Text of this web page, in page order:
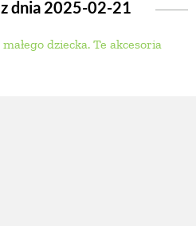
dnia 2025-02-21
dziecka. Te akcesoria
DOM